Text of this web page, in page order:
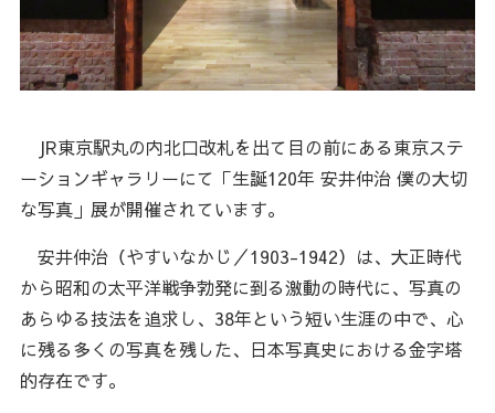
JR東京駅丸の内北口改札を出て目の前にある東京ステ
ーションギャラリーにて「生誕120年 安井仲治 僕の大切
な写真」展が開催されています。
安井仲治（やすいなかじ／1903-1942）は、大正時代
から昭和の太平洋戦争勃発に到る激動の時代に、写真の
あらゆる技法を追求し、38年という短い生涯の中で、心
に残る多くの写真を残した、日本写真史における金字塔
的存在です。